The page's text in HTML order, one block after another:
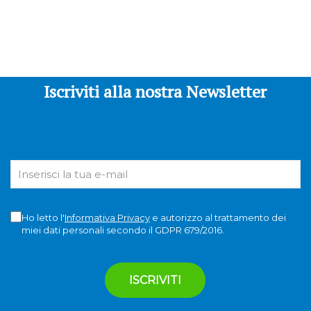
Iscriviti alla nostra Newsletter
Ho letto l'Informativa Privacye autorizzo al trattamento dei
miei dati personali secondo il GDPR 679/2016.